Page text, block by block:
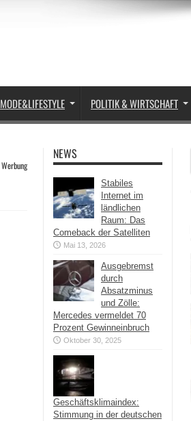
MODE&LIFESTYLE POLITIK & WIRTSCHAFT
Werbung
NEWS
Stabiles
Internet im
ländlichen
Raum: Das
Comeback der Satelliten
Mai 13, 2026
Ausgebremst
durch
Absatzminus
und Zölle:
Mercedes vermeldet 70
Prozent Gewinneinbruch
Oktober 30, 2025
Geschäftsklimaindex:
Stimmung in der deutschen